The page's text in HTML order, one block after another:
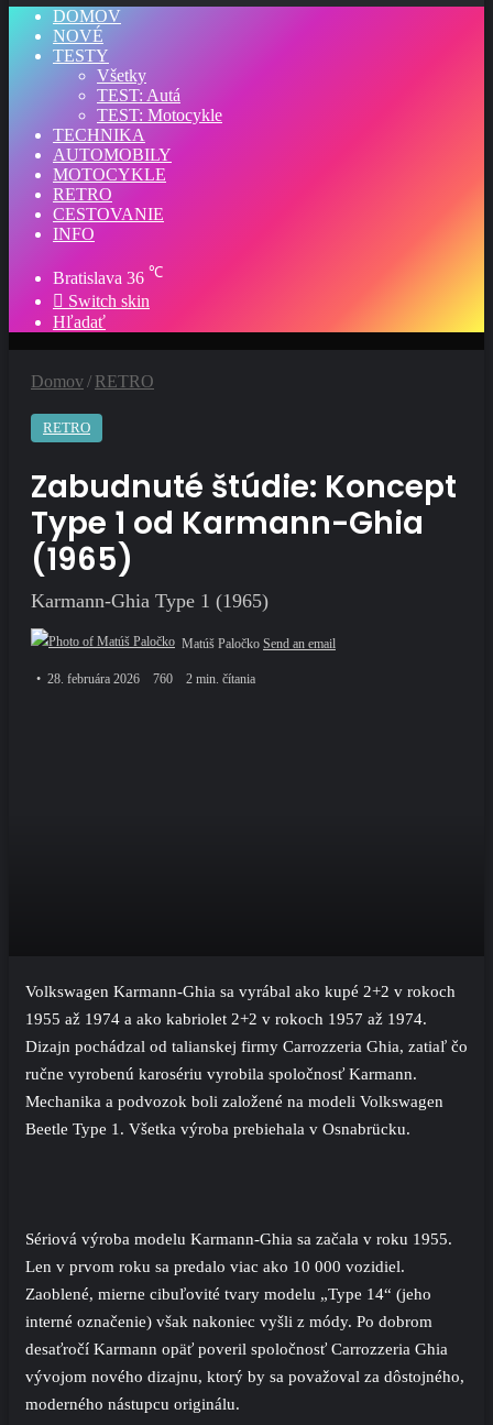
DOMOV
NOVÉ
TESTY
Všetky
TEST: Autá
TEST: Motocykle
TECHNIKA
AUTOMOBILY
MOTOCYKLE
RETRO
CESTOVANIE
INFO
Bratislava 36 ℃
Switch skin
Hľadať
Domov/ RETRO
RETRO
Zabudnuté štúdie: Koncept
Type 1 od Karmann-Ghia
(1965)
Karmann-Ghia Type 1 (1965)
Matúš Paločko Send an email
28. februára 2026 760 2 min. čítania
Volkswagen Karmann-Ghia sa vyrábal ako kupé 2+2 v rokoch
1955 až 1974 a ako kabriolet 2+2 v rokoch 1957 až 1974.
Dizajn pochádzal od talianskej firmy Carrozzeria Ghia, zatiaľ čo
ručne vyrobenú karosériu vyrobila spoločnosť Karmann.
Mechanika a podvozok boli založené na modeli Volkswagen
Beetle Type 1. Všetka výroba prebiehala v Osnabrücku.
Sériová výroba modelu Karmann-Ghia sa začala v roku 1955.
Len v prvom roku sa predalo viac ako 10 000 vozidiel.
Zaoblené, mierne cibuľovité tvary modelu „Type 14“ (jeho
interné označenie) však nakoniec vyšli z módy. Po dobrom
desaťročí Karmann opäť poveril spoločnosť Carrozzeria Ghia
vývojom nového dizajnu, ktorý by sa považoval za dôstojného,
​​moderného nástupcu originálu.